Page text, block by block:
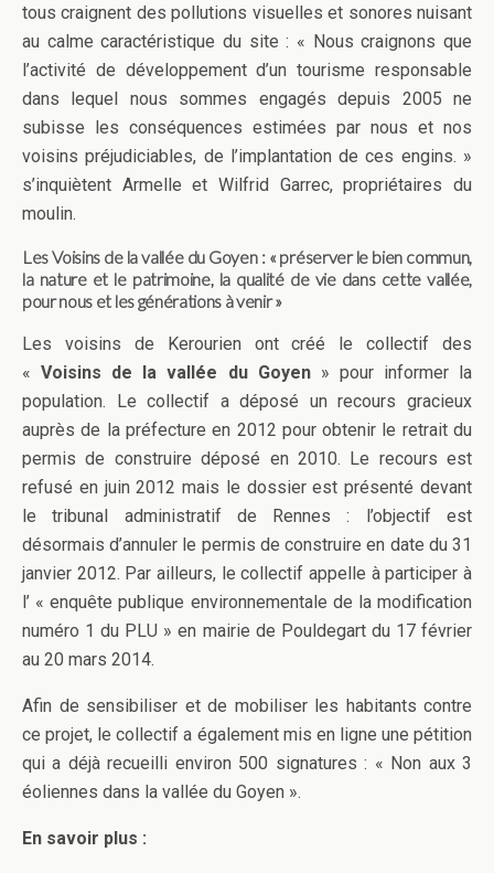
tous craignent des pollutions visuelles et sonores nuisant
au calme caractéristique du site : « Nous craignons que
l’activité de développement d’un tourisme responsable
dans lequel nous sommes engagés depuis 2005 ne
subisse les conséquences estimées par nous et nos
voisins préjudiciables, de l’implantation de ces engins. »
s’inquiètent Armelle et Wilfrid Garrec, propriétaires du
moulin.
Les Voisins de la vallée du Goyen : « préserver le bien commun,
la nature et le patrimoine, la qualité de vie dans cette vallée,
pour nous et les générations à venir »
Les voisins de Kerourien ont créé le collectif des
«Voisins de la vallée du Goyen» pour informer la
population. Le collectif a déposé un recours gracieux
auprès de la préfecture en 2012 pour obtenir le retrait du
permis de construire déposé en 2010. Le recours est
refusé en juin 2012 mais le dossier est présenté devant
le tribunal administratif de Rennes : l’objectif est
désormais d’annuler le permis de construire en date du 31
janvier 2012. Par ailleurs, le collectif appelle à participer à
l’ « enquête publique environnementale de la modification
numéro 1 du PLU » en mairie de Pouldegart du 17 février
au 20 mars 2014.
Afin de sensibiliser et de mobiliser les habitants contre
ce projet, le collectif a également mis en ligne une pétition
qui a déjà recueilli environ 500 signatures : « Non aux 3
éoliennes dans la vallée du Goyen ».
En savoir plus :